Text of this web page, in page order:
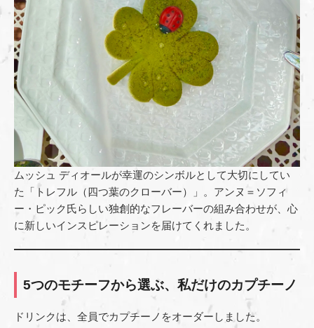
ムッシュ ディオールが幸運のシンボルとして大切にしてい
た「トレフル（四つ葉のクローバー）」。アンヌ＝ソフィ
ー・ピック氏らしい独創的なフレーバーの組み合わせが、心
に新しいインスピレーションを届けてくれました。
5つのモチーフから選ぶ、私だけのカプチーノ
ドリンクは、全員でカプチーノをオーダーしました。